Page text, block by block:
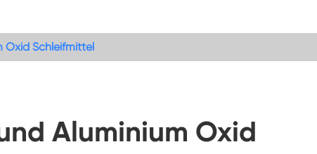
Oxid Schleifmittel
Aluminium Oxid